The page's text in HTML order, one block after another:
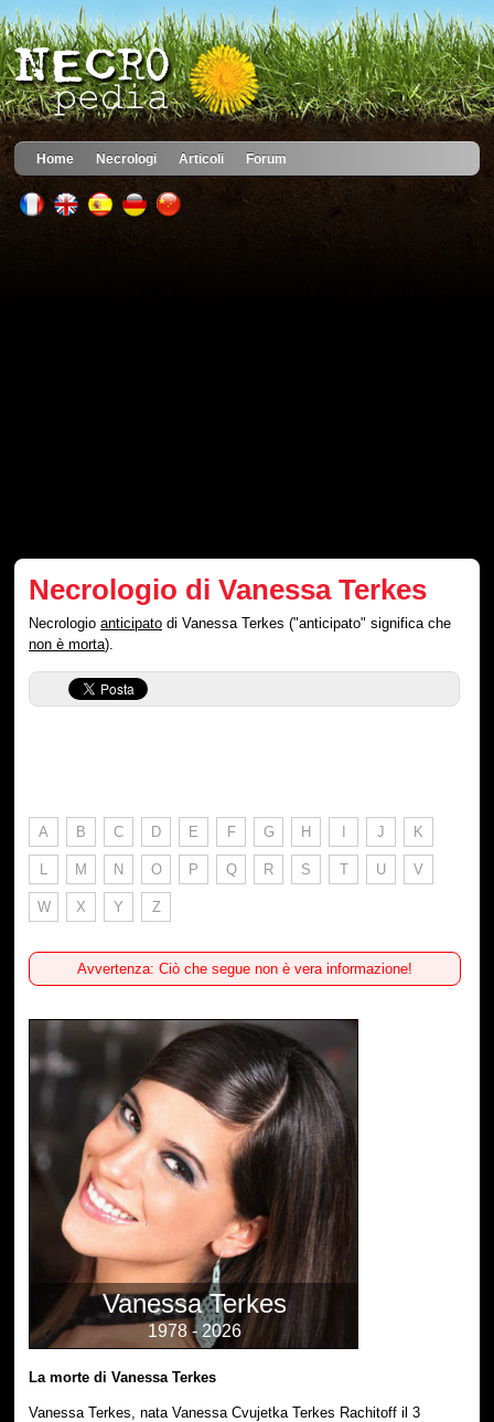
Home Necrologi Articoli Forum
Necrologio di Vanessa Terkes
Necrologioanticipato di Vanessa Terkes ("anticipato" significa che
non è morta).
A B C D E F G H I J K
L M N O P Q R S T U V
W X Y Z
Avvertenza: Ciò che segue non è vera informazione!
Vanessa Terkes
1978 - 2026
La morte di Vanessa Terkes
Vanessa Terkes, nata Vanessa Cvujetka Terkes Rachitoff il 3